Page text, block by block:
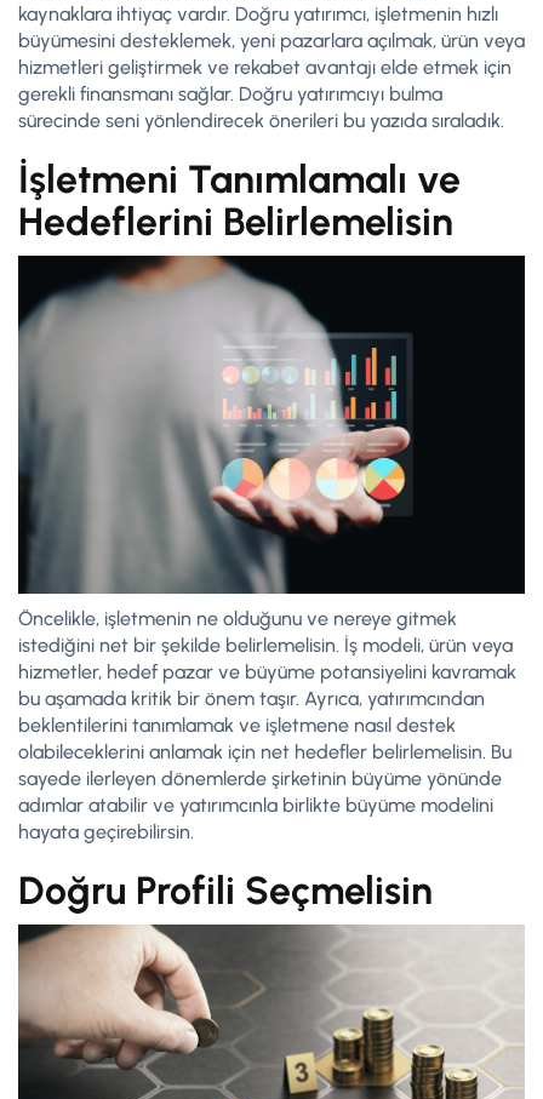
kaynaklara ihtiyaç vardır. Doğru yatırımcı, işletmenin hızlı
büyümesini desteklemek, yeni pazarlara açılmak, ürün veya
hizmetleri geliştirmek ve rekabet avantajı elde etmek için
gerekli finansmanı sağlar. Doğru yatırımcıyı bulma
sürecinde seni yönlendirecek önerileri bu yazıda sıraladık.
İşletmeni Tanımlamalı ve
Hedeflerini Belirlemelisin
Öncelikle, işletmenin ne olduğunu ve nereye gitmek
istediğini net bir şekilde belirlemelisin. İş modeli, ürün veya
hizmetler, hedef pazar ve büyüme potansiyelini kavramak
bu aşamada kritik bir önem taşır. Ayrıca, yatırımcından
beklentilerini tanımlamak ve işletmene nasıl destek
olabileceklerini anlamak için net hedefler belirlemelisin. Bu
sayede ilerleyen dönemlerde şirketinin büyüme yönünde
adımlar atabilir ve yatırımcınla birlikte büyüme modelini
hayata geçirebilirsin.
Doğru Profili Seçmelisin